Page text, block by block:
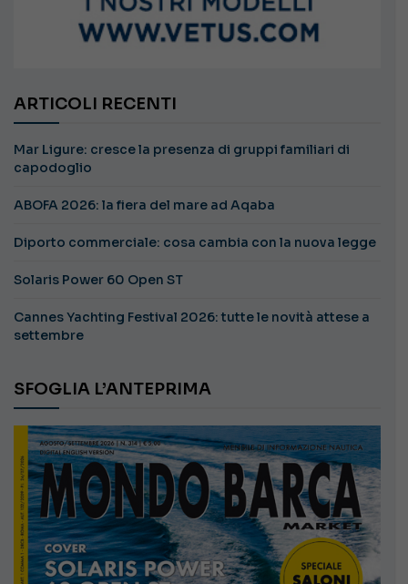
ARTICOLI RECENTI
Mar Ligure: cresce la presenza di gruppi familiari di
capodoglio
ABOFA 2026: la fiera del mare ad Aqaba
Diporto commerciale: cosa cambia con la nuova legge
Solaris Power 60 Open ST
Cannes Yachting Festival 2026: tutte le novità attese a
settembre
SFOGLIA L’ANTEPRIMA